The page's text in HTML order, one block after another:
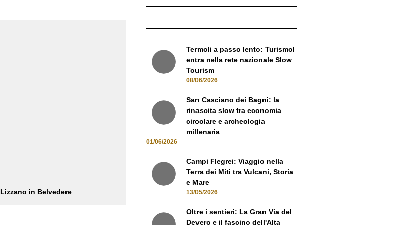
Lizzano in Belvedere
Termoli a passo lento: Turismol
entra nella rete nazionale Slow
Tourism
08/06/2026
San Casciano dei Bagni: la
rinascita slow tra economia
circolare e archeologia
millenaria
01/06/2026
Campi Flegrei: Viaggio nella
Terra dei Miti tra Vulcani, Storia
e Mare
13/05/2026
Oltre i sentieri: La Gran Via del
Devero e il fascino dell'Alta